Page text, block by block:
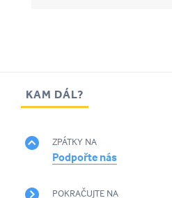
KAM DÁL?
ZPÁTKY NA
Podpořte nás
POKRAČUJTE NA